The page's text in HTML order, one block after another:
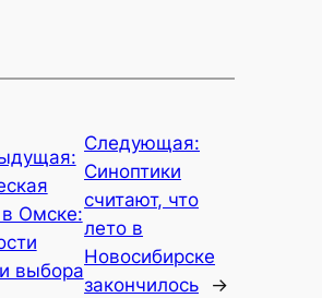
Омске:
выбора
Следующая:
Синоптики
считают, что
лето в
Новосибирске
закончилось
→